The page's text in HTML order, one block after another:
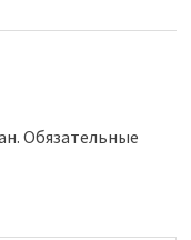
Обязательные